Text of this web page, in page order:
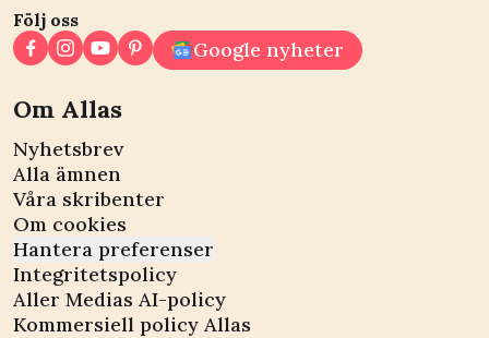
Följ oss
Google nyheter
Om Allas
Nyhetsbrev
Alla ämnen
Våra skribenter
Om cookies
Hantera preferenser
Integritetspolicy
Aller Medias AI-policy
Kommersiell policy Allas